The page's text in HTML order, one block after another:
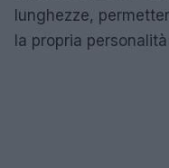
lunghezze,
la propria